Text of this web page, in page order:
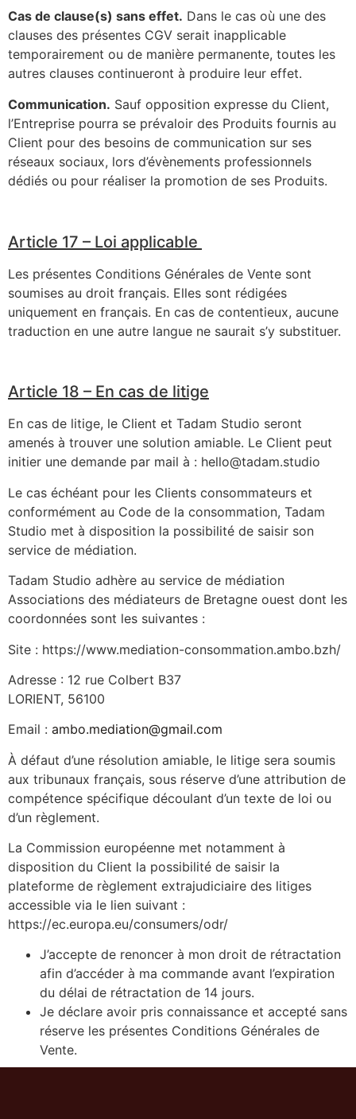
Cas de clause(s) sans effet. Dans le cas où une des
clauses des présentes CGV serait inapplicable
temporairement ou de manière permanente, toutes les
autres clauses continueront à produire leur effet.
Communication. Sauf opposition expresse du Client,
l’Entreprise pourra se prévaloir des Produits fournis au
Client pour des besoins de communication sur ses
réseaux sociaux, lors d’évènements professionnels
dédiés ou pour réaliser la promotion de ses Produits.
Article 17 – Loi applicable
Les présentes Conditions Générales de Vente sont
soumises au droit français. Elles sont rédigées
uniquement en français. En cas de contentieux, aucune
traduction en une autre langue ne saurait s’y substituer.
Article 18 – En cas de litige
En cas de litige, le Client et Tadam Studio seront
amenés à trouver une solution amiable. Le Client peut
initier une demande par mail à : hello@tadam.studio
Le cas échéant pour les Clients consommateurs et
conformément au Code de la consommation, Tadam
Studio met à disposition la possibilité de saisir son
service de médiation.
Tadam Studio adhère au service de médiation
Associations des médiateurs de Bretagne ouest dont les
coordonnées sont les suivantes :
Site : https://www.mediation-consommation.ambo.bzh/
Adresse : 12 rue Colbert B37
LORIENT, 56100
Email : ambo.mediation@gmail.com
À défaut d’une résolution amiable, le litige sera soumis
aux tribunaux français, sous réserve d’une attribution de
compétence spécifique découlant d’un texte de loi ou
d’un règlement.
La Commission européenne met notamment à
disposition du Client la possibilité de saisir la
plateforme de règlement extrajudiciaire des litiges
accessible via le lien suivant :
https://ec.europa.eu/consumers/odr/
J’accepte de renoncer à mon droit de rétractation
afin d’accéder à ma commande avant l’expiration
du délai de rétractation de 14 jours.
Je déclare avoir pris connaissance et accepté sans
réserve les présentes Conditions Générales de
Vente.